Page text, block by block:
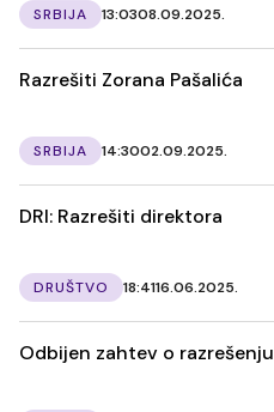
SRBIJA 13:0308.09.2025.
Razrešiti Zorana Pašalića
SRBIJA 14:3002.09.2025.
DRI: Razrešiti direktora
DRUŠTVO 18:4116.06.2025.
Odbijen zahtev o razrešenju